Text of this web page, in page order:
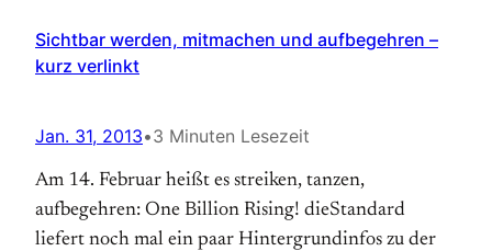
Sichtbar werden, mitmachen und aufbegehren –
kurz verlinkt
Jan. 31, 2013•3 Minuten Lesezeit
Am 14. Februar heißt es streiken, tanzen,
aufbegehren: One Billion Rising! dieStandard
liefert noch mal ein paar Hintergrundinfos zu der